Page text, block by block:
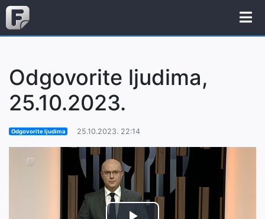
Odgovorite ljudima,
25.10.2023.
Odgovorite ljudima 25.10.2023. 22:14